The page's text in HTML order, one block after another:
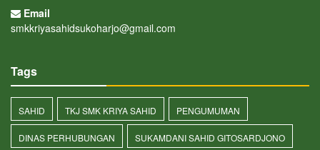
Email
smkkriyasahidsukoharjo@gmail.com
Tags
SAHID TKJ SMK KRIYA SAHID PENGUMUMAN
DINAS PERHUBUNGAN SUKAMDANI SAHID GITOSARDJONO